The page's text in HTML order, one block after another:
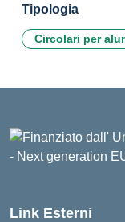
Tipologia
Circolari per
Link Esterni